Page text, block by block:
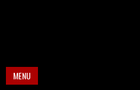
MENU